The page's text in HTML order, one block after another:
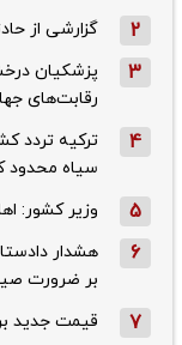
2 گزارشی از
3
پزشکیان
رقابت‌های
4
ترکیه تردد
سیاه محدود
5 وزیر کشور:
6
هشدار
بر ضرورت
7 قیمت جدید